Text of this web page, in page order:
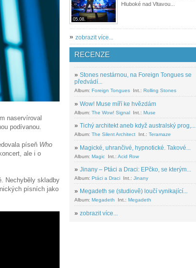
naservíroval
podívanou.
píseň Who
ale i o
Nechyběly skladby
písních jako
05.08.
Hluboké nad Vltavou...
» zobrazit více...
RECENZE
» Stones nestárnou, na Foreign Tongues se
předvádí...
Album: Foreign Tongues Int.: Rolling Stones
» Wow! Muse míří ke hvězdám
Album: The Wow! Signal Int.: Muse
» Tichý architekt aneb když australský prog,...
Album: The Silent Architect Int.: Teramaze
» Magické, uhrančivé, hypnotické. Takové...
Album: Magic Int.: Acid Row
» Jinany – Ptáci a Draci: EPčko, se kterým...
Album: Ptáci a Draci Int.: Jinany
» Megadeth se (studiově) loučí vynikající...
Album: Megadeth Int.: Megadeth
» zobrazit více...